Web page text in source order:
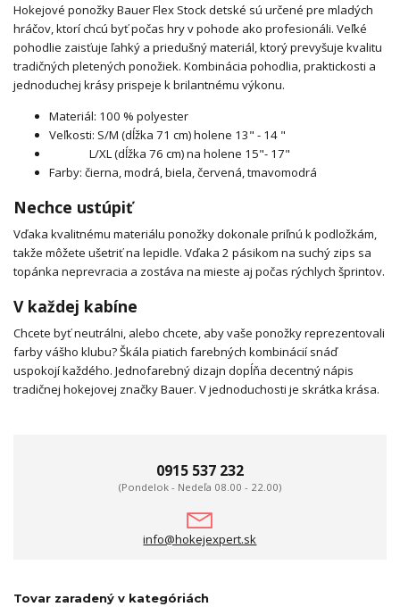
Hokejové ponožky Bauer Flex Stock detské sú určené pre mladých
hráčov, ktorí chcú byť počas hry v pohode ako profesionáli. Veľké
pohodlie zaisťuje ľahký a priedušný materiál, ktorý prevyšuje kvalitu
tradičných pletených ponožiek. Kombinácia pohodlia, praktickosti a
jednoduchej krásy prispeje k brilantnému výkonu.
Materiál: 100 % polyester
Veľkosti: S/M (dĺžka 71 cm) holene 13" - 14 "
L/XL (dĺžka 76 cm) na holene 15"- 17"
Farby: čierna, modrá, biela, červená, tmavomodrá
Nechce ustúpiť
Vďaka kvalitnému materiálu ponožky dokonale priľnú k podložkám,
takže môžete ušetriť na lepidle. Vďaka 2 pásikom na suchý zips sa
topánka neprevracia a zostáva na mieste aj počas rýchlych šprintov.
V každej kabíne
Chcete byť neutrálni, alebo chcete, aby vaše ponožky reprezentovali
farby vášho klubu? Škála piatich farebných kombinácií snáď
uspokojí každého. Jednofarebný dizajn dopĺňa decentný nápis
tradičnej hokejovej značky Bauer. V jednoduchosti je skrátka krása.
0915 537 232
(Pondelok - Nedeľa 08.00 - 22.00)
info@hokejexpert.sk
Tovar zaradený v kategóriách